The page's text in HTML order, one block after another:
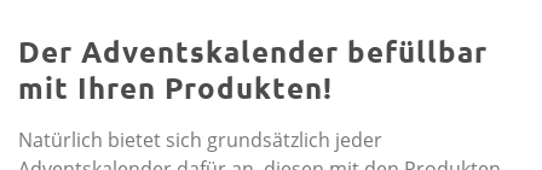
Der Adventskalender befüllbar
mit Ihren Produkten!
Natürlich bietet sich grundsätzlich jeder